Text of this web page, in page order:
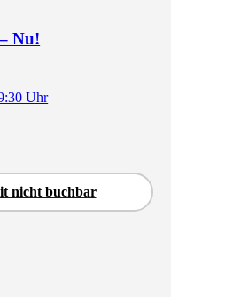
Nu!
Uhr
nicht buchbar